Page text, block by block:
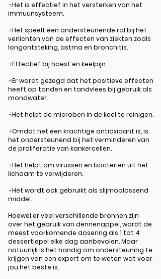
+Het is effectief in het versterken van het
immuunsysteem.
+Het speelt een ondersteunende rol bij het
verlichten van de effecten van ziekten zoals
longontsteking, astma en bronchitis.
+Effectief bij hoest en keelpijn.
+Er wordt gezegd dat het positieve effecten
heeft op tanden en tandvlees bij gebruik als
mondwater.
+Het helpt de microben in de keel te reinigen.
+Omdat het een krachtige antioxidant is, is
het ondersteunend bij het verminderen van
de proliferatie van kankercellen.
+Het helpt om virussen en bacteriën uit het
lichaam te verwijderen.
+Het wordt ook gebruikt als slijmoplossend
middel.
Hoewel er veel verschillende bronnen zijn
over het gebruik van dennenappel, wordt de
meest voorkomende dosering als 1 tot 4
dessertlepel elke dag aanbevolen. Maar
natuurlijk is het handig om ondersteuning te
krijgen van een expert om te weten wat voor
jou het beste is.